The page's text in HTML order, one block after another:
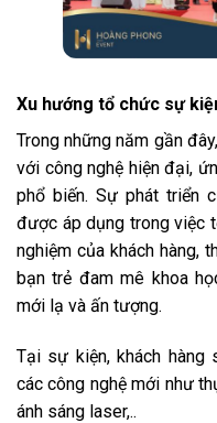
Xu hướng tổ chức sự
Trong những năm gần
với công nghệ hiện đại,
phổ biến. Sự phát triển
được áp dụng trong việc
nghiệm của khách hàng,
bạn trẻ đam mê khoa
mới lạ và ấn tượng.
Tại sự kiện, khách
các công nghệ mới như
ánh sáng laser,..